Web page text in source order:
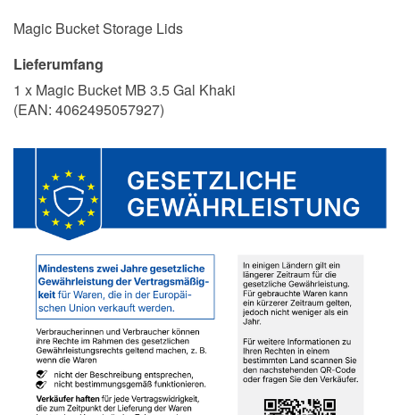
Magic Bucket Storage Lids
Lieferumfang
1 x Magic Bucket MB 3.5 Gal Khaki
(EAN: 4062495057927)